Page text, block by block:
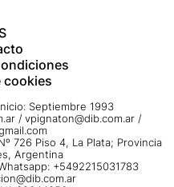
cookies
Septiembre 1993
/ vpignaton@dib.com.ar /
726 Piso 4, La Plata; Provincia
Argentina
+5492215031783